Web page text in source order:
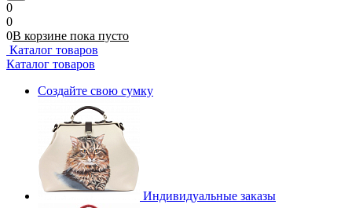
0
0
0В корзине пока пусто
Каталог товаров
Каталог товаров
Создайте свою сумку
Индивидуальные заказы